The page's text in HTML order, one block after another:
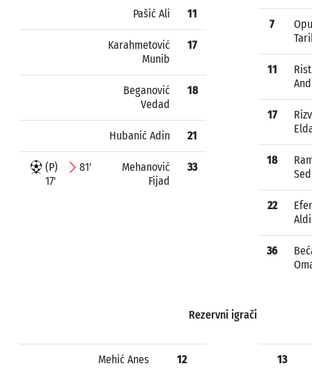
Pašić Ali 11
Karahmetović
Munib
17
Beganović
Vedad
18
Hubanić Adin 21
(P)
17'
81'
Mehanović
Fijad
33
7
11
17
18
22
36
Rezervni igrači
Mehić Anes 12 13